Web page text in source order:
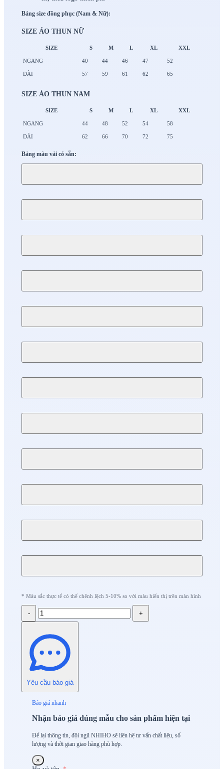
Bảng size đồng phục (Nam & Nữ):
SIZE ÁO THUN NỮ
SIZE S M L XL XXL
NGANG 40 44 46 47 52
DÀI 57 59 61 62 65
SIZE ÁO THUN NAM
SIZE S M L XL XXL
NGANG 44 48 52 54 58
DÀI 62 66 70 72 75
Bảng màu vải có sẵn:
* Màu sắc thực tế có thể chênh lệch 5-10% so với màu hiển thị trên màn hình
- +
Yêu cầu báo giá
Báo giá nhanh
Nhận báo giá đúng mẫu cho sản phẩm hiện tại
Để lại thông tin, đội ngũ NHIHO sẽ liên hệ tư vấn chất liệu, số
lượng và thời gian giao hàng phù hợp.
×